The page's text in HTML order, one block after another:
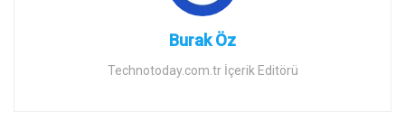
Burak Öz
Technotoday.com.tr İçerik Editörü